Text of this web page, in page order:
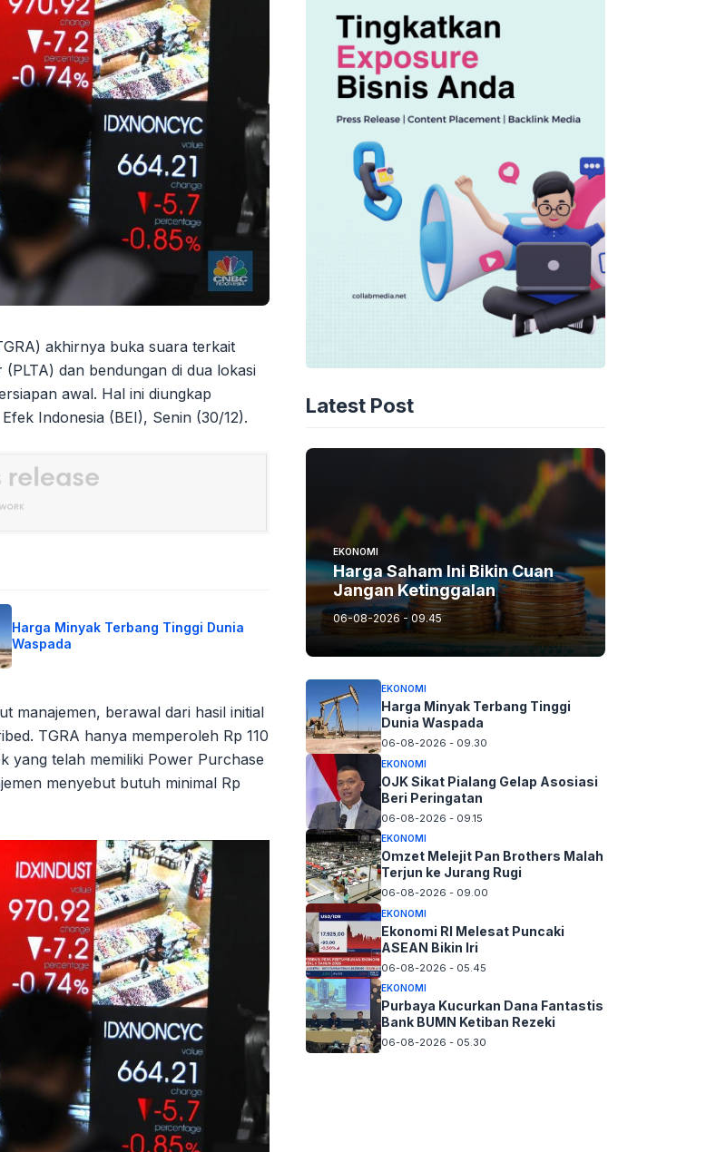
akhirnya buka suara terkait
dan bendungan di dua lokasi
awal. Hal ini diungkap
Indonesia (BEI), Senin (30/12).
Harga Minyak Terbang Tinggi Dunia
Waspada
manajemen, berawal dari hasil initial
TGRA hanya memperoleh Rp 110
yang telah memiliki Power Purchase
menyebut butuh minimal Rp
Latest Post
EKONOMI
Harga Saham Ini Bikin Cuan
Jangan Ketinggalan
06-08-2026 - 09.45
EKONOMI
Harga Minyak Terbang Tinggi
Dunia Waspada
06-08-2026 - 09.30
EKONOMI
OJK Sikat Pialang Gelap Asosiasi
Beri Peringatan
06-08-2026 - 09.15
EKONOMI
Omzet Melejit Pan Brothers Malah
Terjun ke Jurang Rugi
06-08-2026 - 09.00
EKONOMI
Ekonomi RI Melesat Puncaki
ASEAN Bikin Iri
06-08-2026 - 05.45
EKONOMI
Purbaya Kucurkan Dana Fantastis
Bank BUMN Ketiban Rezeki
06-08-2026 - 05.30